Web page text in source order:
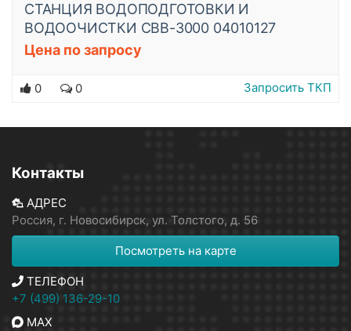
СТАНЦИЯ ВОДОПОДГОТОВКИ И
ВОДООЧИСТКИ СВВ-3000 04010127
Цена по запросу
0 0 Запросить ТКП
Контакты
АДРЕС
Россия, г. Новосибирск, ул. Толстого, д. 56
Посмотреть на карте
ТЕЛЕФОН
+7 (499) 136-29-10
MAX